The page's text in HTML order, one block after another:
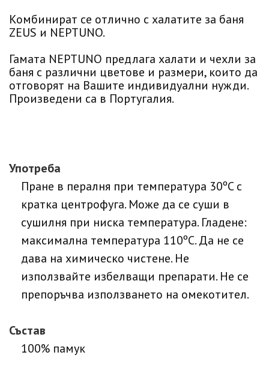
Комбинират се отлично с халатите за баня
ZEUS и NEPTUNO.
Гамата NEPTUNO предлага халати и чехли за
баня с различни цветове и размери, които да
отговорят на Вашите индивидуални нужди.
Произведени са в Португалия.
Употреба
Пране в пералня при температура 30ºC с
кратка центрофуга. Може да се суши в
сушилня при ниска температура. Гладене:
максимална температура 110ºC. Да не се
дава на химическо чистене. Не
използвайте избелващи препарати. Не се
препоръчва използването на омекотител.
Състав
100% памук